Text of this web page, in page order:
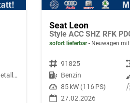
Magnet Grau Metallic S7S7
Seat Leon
Style ACC SHZ RFK
sofort lieferbar Neuwagen
Fahrzeugnr. 91825
Kraftstoff Benzin
Leistung 85 kW (116 PS)
27.02.2026